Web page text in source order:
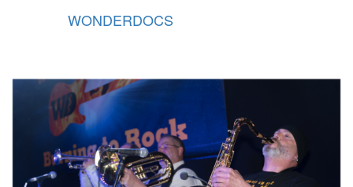
WONDERDOCS